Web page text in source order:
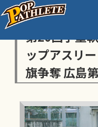
センス・トラ
第20回学童
ップアスリ
旗争奪 広島